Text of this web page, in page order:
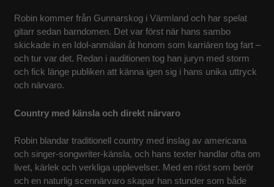
Robin kommer från Gunnarskog i Värmland och har spelat
gitarr sedan barndomen. Det var först när hans sambo
skickade in en Idol‑anmälan åt honom som karriären tog fart –
och tur var det. Redan i auditionen tog han juryn med storm
och fick länge publiken att känna igen sig i hans unika uttryck
och närvaro.
Country med känsla och direkt närvaro
Robin blandar traditionell country med inslag av americana
och singer‑songwriter‑känsla, och hans texter handlar ofta om
livet, kärlek och verkliga upplevelser. Med en röst som berör
och en naturlig scennärvaro skapar han stunder som både